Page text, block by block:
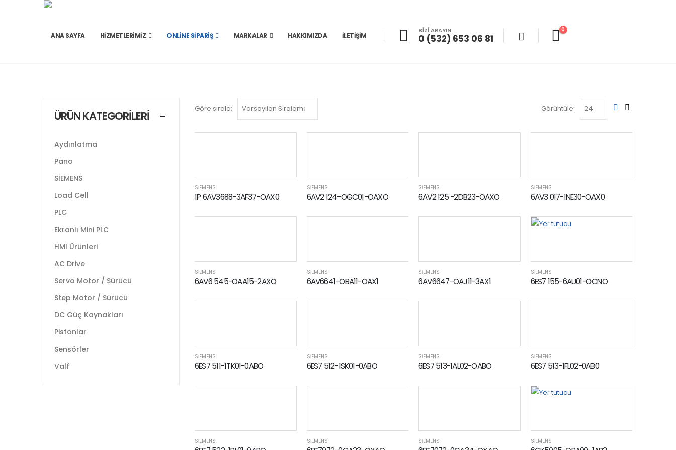
ANA SAYFA HIZMETLERIMIZ ONLINE SIPARIŞ MARKALAR HAKKIMIZDA İLETIŞIM
BİZİ ARAYIN
0 (532) 653 06 81
0
Göre sırala: Görüntüle:
SİEMENS
1P 6AV3688-3AF37-OAX0
SİEMENS
6AV2 124-OGC01-OAXO
SİEMENS
6AV2 125 -2DB23-OAXO
SİEMENS
6AV3 017-1NE30-OAX0
SİEMENS
6AV6 545-OAA15-2AXO
SİEMENS
6AV6641-OBA11-OAX1
SİEMENS
6AV6647-OAJ11-3AX1
SİEMENS
6ES7 155-6AU01-OCNO
SİEMENS
6ES7 511-1TK01-0ABO
SİEMENS
6ES7 512-1SK01-0ABO
SİEMENS
6ES7 513-1AL02-OABO
SİEMENS
6ES7 513-1FL02-0AB0
SİEMENS SİEMENS SİEMENS SİEMENS
ÜRÜN KATEGORILERI
Aydınlatma
Pano
SİEMENS
Load Cell
PLC
Ekranlı Mini PLC
HMI Ürünleri
AC Drive
Servo Motor / Sürücü
Step Motor / Sürücü
DC Güç Kaynakları
Pistonlar
Sensörler
Valf